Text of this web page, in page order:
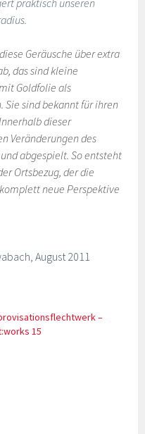
praktisch unseren
Geräusche über extra
das sind kleine
Goldfolie als
Sie sind bekannt für ihren
dieser
Veränderungen des
abgespielt. So entsteht
Ortsbezug, der die
neue Perspektive
August 2011
–
15